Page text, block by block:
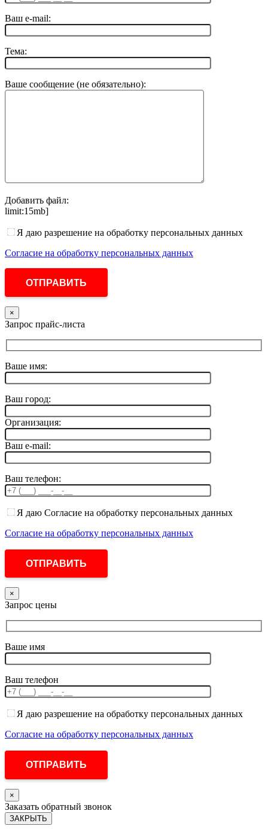
Ваш e-mail:
Тема:
Ваше сообщение (не обязательно):
Добавить файл:
limit:15mb]
Я даю разрешение на обработку персональных данных
Согласие на обработку персональных данных
×
Запрос прайс-листа
Ваше имя:
Ваш город:
Организация:
Ваш e-mail:
Ваш телефон:
Я даю Согласие на обработку персональных данных
Согласие на обработку персональных данных
×
Запрос цены
Ваше имя
Ваш телефон
Я даю разрешение на обработку персональных данных
Согласие на обработку персональных данных
×
Заказать обратный звонок
ЗАКРЫТЬ